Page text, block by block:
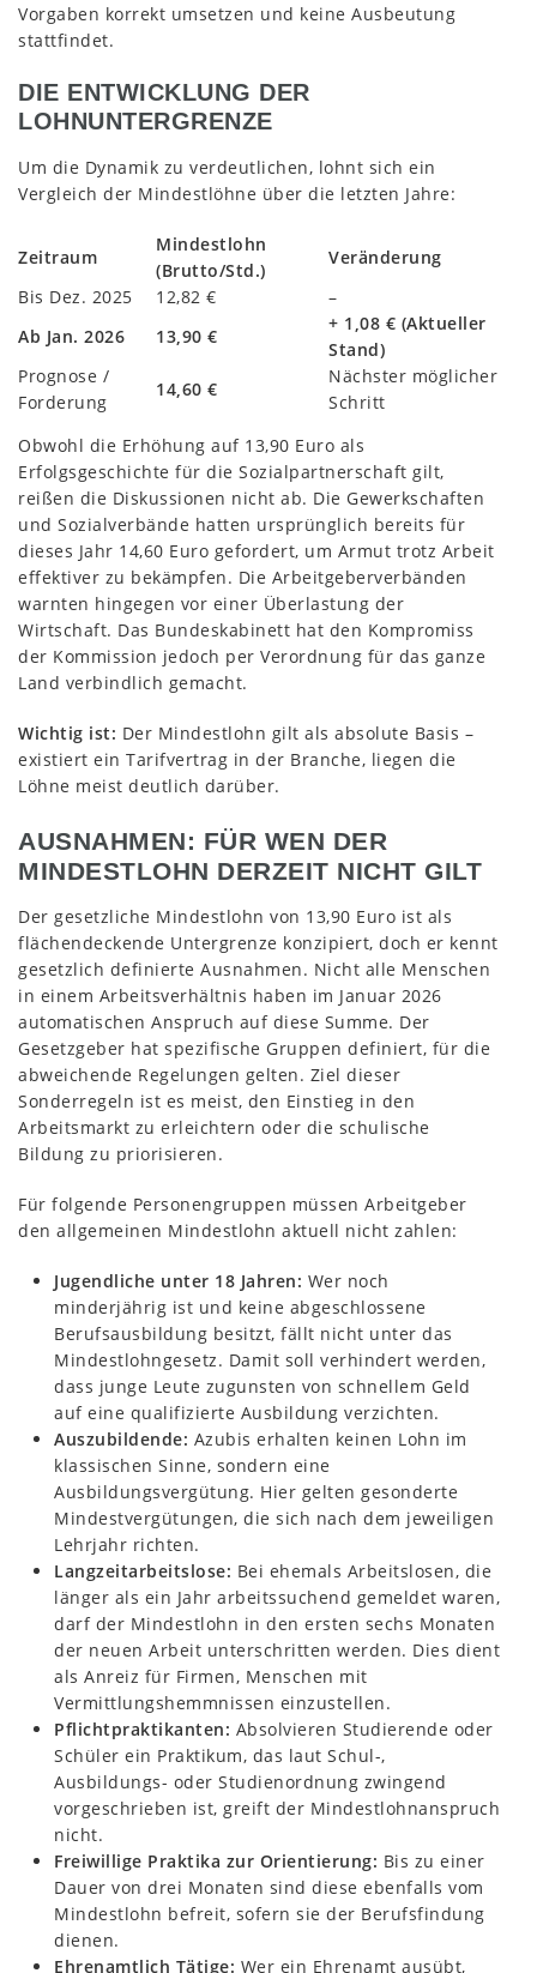
Vorgaben korrekt umsetzen und keine Ausbeutung
stattfindet.
DIE ENTWICKLUNG DER
LOHNUNTERGRENZE
Um die Dynamik zu verdeutlichen, lohnt sich ein
Vergleich der Mindestlöhne über die letzten Jahre:
Zeitraum
Mindestlohn
(Brutto/Std.)
Veränderung
Bis Dez. 2025
12,82 €
–
Ab Jan. 2026
13,90 €
+ 1,08 € (Aktueller
Stand)
Prognose /
Forderung
14,60 €
Nächster möglicher
Schritt
Obwohl die Erhöhung auf 13,90 Euro als
Erfolgsgeschichte für die Sozialpartnerschaft gilt,
reißen die Diskussionen nicht ab. Die Gewerkschaften
und Sozialverbände hatten ursprünglich bereits für
dieses Jahr 14,60 Euro gefordert, um Armut trotz Arbeit
effektiver zu bekämpfen. Die Arbeitgeberverbänden
warnten hingegen vor einer Überlastung der
Wirtschaft. Das Bundeskabinett hat den Kompromiss
der Kommission jedoch per Verordnung für das ganze
Land verbindlich gemacht.
Wichtig ist: Der Mindestlohn gilt als absolute Basis –
existiert ein Tarifvertrag in der Branche, liegen die
Löhne meist deutlich darüber.
AUSNAHMEN: FÜR WEN DER
MINDESTLOHN DERZEIT NICHT GILT
Der gesetzliche Mindestlohn von 13,90 Euro ist als
flächendeckende Untergrenze konzipiert, doch er kennt
gesetzlich definierte Ausnahmen. Nicht alle Menschen
in einem Arbeitsverhältnis haben im Januar 2026
automatischen Anspruch auf diese Summe. Der
Gesetzgeber hat spezifische Gruppen definiert, für die
abweichende Regelungen gelten. Ziel dieser
Sonderregeln ist es meist, den Einstieg in den
Arbeitsmarkt zu erleichtern oder die schulische
Bildung zu priorisieren.
Für folgende Personengruppen müssen Arbeitgeber
den allgemeinen Mindestlohn aktuell nicht zahlen:
Jugendliche unter 18 Jahren: Wer noch
minderjährig ist und keine abgeschlossene
Berufsausbildung besitzt, fällt nicht unter das
Mindestlohngesetz. Damit soll verhindert werden,
dass junge Leute zugunsten von schnellem Geld
auf eine qualifizierte Ausbildung verzichten.
Auszubildende: Azubis erhalten keinen Lohn im
klassischen Sinne, sondern eine
Ausbildungsvergütung. Hier gelten gesonderte
Mindestvergütungen, die sich nach dem jeweiligen
Lehrjahr richten.
Langzeitarbeitslose: Bei ehemals Arbeitslosen, die
länger als ein Jahr arbeitssuchend gemeldet waren,
darf der Mindestlohn in den ersten sechs Monaten
der neuen Arbeit unterschritten werden. Dies dient
als Anreiz für Firmen, Menschen mit
Vermittlungshemmnissen einzustellen.
Pflichtpraktikanten: Absolvieren Studierende oder
Schüler ein Praktikum, das laut Schul-,
Ausbildungs- oder Studienordnung zwingend
vorgeschrieben ist, greift der Mindestlohnanspruch
nicht.
Freiwillige Praktika zur Orientierung: Bis zu einer
Dauer von drei Monaten sind diese ebenfalls vom
Mindestlohn befreit, sofern sie der Berufsfindung
dienen.
Ehrenamtlich Tätige: Wer ein Ehrenamt ausübt,